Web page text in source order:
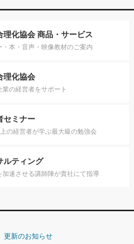
理化協会 商品・サービス
・本・音声・映像教材のご案内
理化協会
の経営者をサポート
セミナー
の経営者が学ぶ最大級の勉強会
ルティング
加速させる講師陣が貴社にて指導
更新のお知らせ